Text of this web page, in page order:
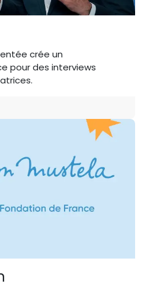
crée un
pour des interviews